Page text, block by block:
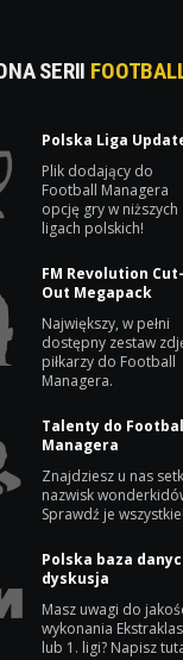
SERII
Polska Liga
Plik dodający do
Football Managera
opcję gry w niższych
ligach polskich!
FM Revolution
Out Megapack
Największy, w pełni
dostępny zestaw
piłkarzy do Football
Managera.
Talenty do
Managera
Znajdziesz u nas
nazwisk
Sprawdź je
Polska baza
dyskusja
Masz uwagi do
wykonania
lub 1. ligi? Napisz